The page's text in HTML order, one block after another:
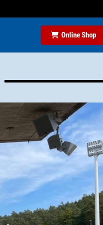
Online Shop